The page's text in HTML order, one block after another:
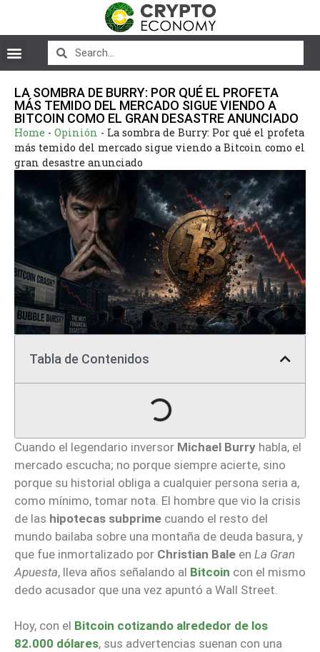
LA SOMBRA DE BURRY: POR QUÉ EL PROFETA
MÁS TEMIDO DEL MERCADO SIGUE VIENDO A
BITCOIN COMO EL GRAN DESASTRE ANUNCIADO
Home - Opinión - La sombra de Burry: Por qué el profeta
más temido del mercado sigue viendo a Bitcoin como el
gran desastre anunciado
Tabla de Contenidos
Cuando el legendario inversor Michael Burry habla, el
mercado escucha; no porque siempre acierte, sino
porque su historial obliga a cualquier persona seria a,
como mínimo, tomar nota. El hombre que vio la crisis
de las hipotecas subprime cuando el resto del
mundo bailaba sobre una montaña de deuda basura, y
que fue inmortalizado por Christian Bale en La Gran
Apuesta, lleva años señalando al Bitcoin con el mismo
dedo acusador que una vez apuntó a Wall Street.
Hoy, con el Bitcoin cotizando alrededor de los
82.000 dólares, sus advertencias suenan con una